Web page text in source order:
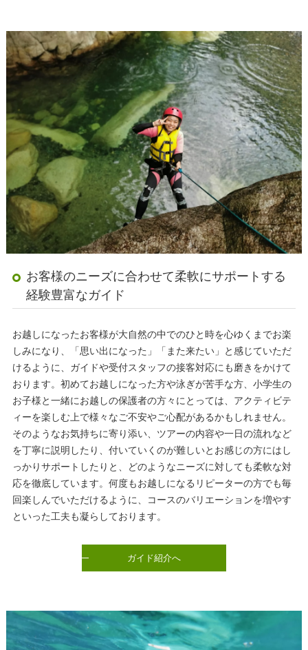
お客様のニーズに合わせて柔軟にサポートする
経験豊富なガイド
お越しになったお客様が大自然の中でのひと時を心ゆくまでお楽
しみになり、「思い出になった」「また来たい」と感じていただ
けるように、ガイドや受付スタッフの接客対応にも磨きをかけて
おります。初めてお越しになった方や泳ぎが苦手な方、小学生の
お子様と一緒にお越しの保護者の方々にとっては、アクティビテ
ィーを楽しむ上で様々なご不安やご心配があるかもしれません。
そのようなお気持ちに寄り添い、ツアーの内容や一日の流れなど
を丁寧に説明したり、付いていくのが難しいとお感じの方にはし
っかりサポートしたりと、どのようなニーズに対しても柔軟な対
応を徹底しています。何度もお越しになるリピーターの方でも毎
回楽しんでいただけるように、コースのバリエーションを増やす
といった工夫も凝らしております。
ガイド紹介へ